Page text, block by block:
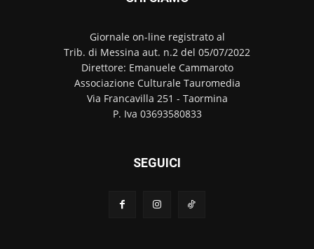
Giornale on-line registrato al
Trib. di Messina aut. n.2 del 05/07/2022
Direttore: Emanuele Cammaroto
Associazione Culturale Tauromedia
Via Francavilla 251 - Taormina
P. Iva 03693580833
SEGUICI